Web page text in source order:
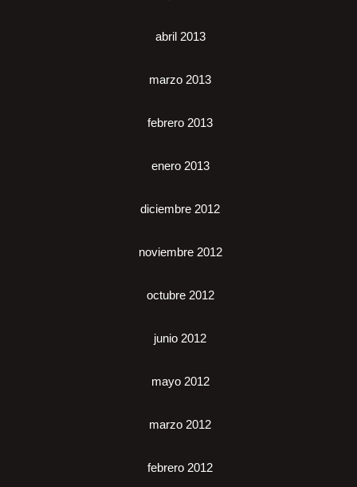
abril 2013
marzo 2013
febrero 2013
enero 2013
diciembre 2012
noviembre 2012
octubre 2012
junio 2012
mayo 2012
marzo 2012
febrero 2012